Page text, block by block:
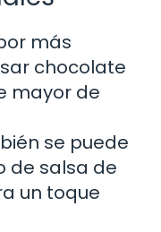
más
chocolate
mayor de
se puede
de salsa de
un toque